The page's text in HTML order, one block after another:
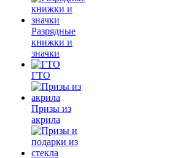
Разрядные
книжки и
значки
ГТО
Призы из
акрила